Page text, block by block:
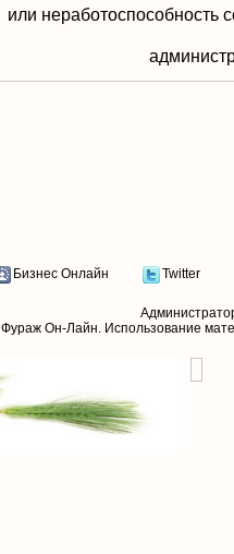
или неработоспособность
Бизнес Онлайн Twitter
Фураж Он-Лайн. Использование